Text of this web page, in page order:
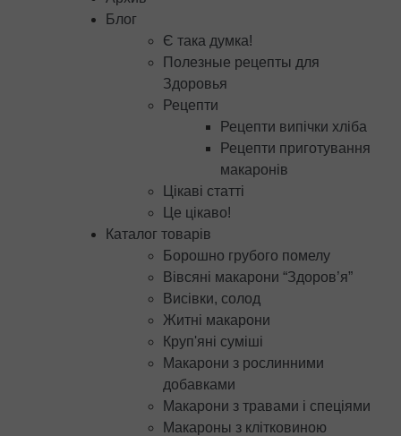
Блог
Є така думка!
Полезные рецепты для
Здоровья
Рецепти
Рецепти випічки хліба
Рецепти приготування
макаронів
Цікаві статті
Це цікаво!
Каталог товарів
Борошно грубого помелу
Вівсяні макарони “Здоров’я”
Висівки, солод
Житні макарони
Круп'яні суміші
Макарони з рослинними
добавками
Макарони з травами і спеціями
Макароны з клітковиною